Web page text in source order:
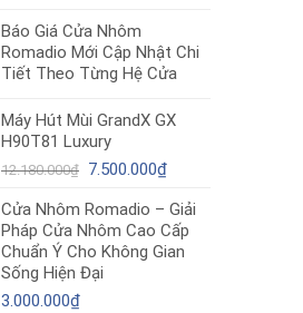
là:
19.550.000₫.
là:
10.600.000₫.
Báo Giá Cửa Nhôm
Romadio Mới Cập Nhật Chi
Tiết Theo Từng Hệ Cửa
Máy Hút Mùi GrandX GX
H90T81 Luxury
12.180.000₫ Giá
là:
12.180.000₫.
7.500.000₫Giá
tại
là:
7.500.000₫.
Cửa Nhôm Romadio – Giải
Pháp Cửa Nhôm Cao Cấp
Chuẩn Ý Cho Không Gian
Sống Hiện Đại
3.000.000₫